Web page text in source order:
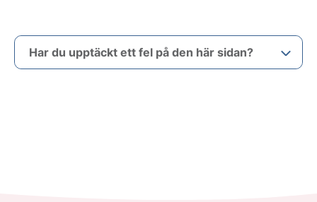
Har du upptäckt ett fel på den här sidan?